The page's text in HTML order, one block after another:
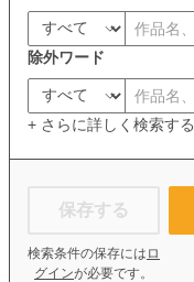
除外ワード
+ さらに詳しく検索する
保存する
検索条件の保存には ロ
グインが必要です。